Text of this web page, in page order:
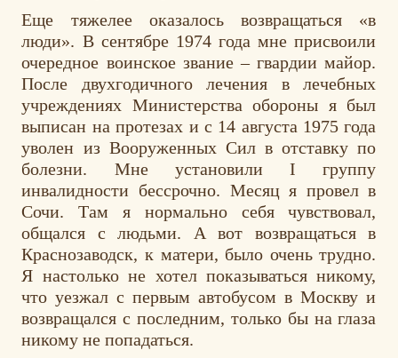
Еще тяжелее оказалось возвращаться «в
люди». В сентябре 1974 года мне присвоили
очередное воинское звание – гвардии майор.
После двухгодичного лечения в лечебных
учреждениях Министерства обороны я был
выписан на протезах и с 14 августа 1975 года
уволен из Вооруженных Сил в отставку по
болезни. Мне установили I группу
инвалидности бессрочно. Месяц я провел в
Сочи. Там я нормально себя чувствовал,
общался с людьми. А вот возвращаться в
Краснозаводск, к матери, было очень трудно.
Я настолько не хотел показываться никому,
что уезжал с первым автобусом в Москву и
возвращался с последним, только бы на глаза
никому не попадаться.